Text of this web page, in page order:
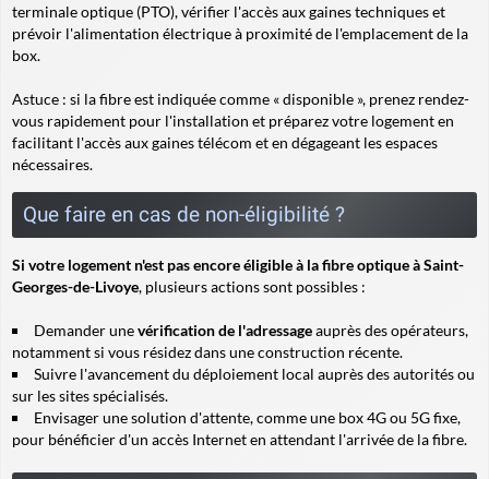
terminale optique (PTO), vérifier l'accès aux gaines techniques et
prévoir l'alimentation électrique à proximité de l'emplacement de la
box.
Astuce : si la fibre est indiquée comme « disponible », prenez rendez-
vous rapidement pour l'installation et préparez votre logement en
facilitant l'accès aux gaines télécom et en dégageant les espaces
nécessaires.
Que faire en cas de non-éligibilité ?
Si votre logement n'est pas encore éligible à la fibre optique à Saint-
Georges-de-Livoye, plusieurs actions sont possibles :
Demander unevérification de l'adressageauprès des opérateurs,
notamment si vous résidez dans une construction récente.
Suivre l'avancement du déploiement local auprès des autorités ou
sur les sites spécialisés.
Envisager une solution d'attente, comme une box 4G ou 5G fixe,
pour bénéficier d'un accès Internet en attendant l'arrivée de la fibre.